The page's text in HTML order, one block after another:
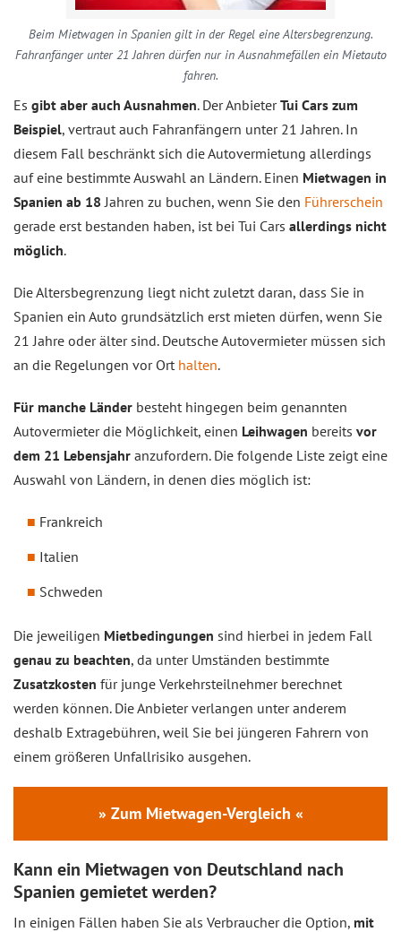
Beim Mietwagen in Spanien gilt in der Regel eine Altersbegrenzung.
Fahranfänger unter 21 Jahren dürfen nur in Ausnahmefällen ein Mietauto
fahren.
Es gibt aber auch Ausnahmen. Der AnbieterTui Cars zum
Beispiel, vertraut auch Fahranfängern unter 21 Jahren. In
diesem Fall beschränkt sich die Autovermietung allerdings
auf eine bestimmte Auswahl an Ländern. Einen Mietwagen in
Spanien ab 18 Jahren zu buchen, wenn Sie den Führerschein
gerade erst bestanden haben, ist bei Tui Cars allerdings nicht
möglich.
Die Altersbegrenzung liegt nicht zuletzt daran, dass Sie in
Spanien ein Auto grundsätzlich erst mieten dürfen, wenn Sie
21 Jahre oder älter sind. Deutsche Autovermieter müssen sich
an die Regelungen vor Ort halten.
Für manche Länder besteht hingegen beim genannten
Autovermieter die Möglichkeit, einen Leihwagen bereits vor
dem 21 Lebensjahr anzufordern. Die folgende Liste zeigt eine
Auswahl von Ländern, in denen dies möglich ist:
Frankreich
Italien
Schweden
Die jeweiligen Mietbedingungen sind hierbei in jedem Fall
genau zu beachten, da unter Umständen bestimmte
Zusatzkosten für junge Verkehrsteilnehmer berechnet
werden können. Die Anbieter verlangen unter anderem
deshalb Extragebühren, weil Sie bei jüngeren Fahrern von
einem größeren Unfallrisiko ausgehen.
» Zum Mietwagen-Vergleich «
Kann ein Mietwagen von Deutschland nach
Spanien gemietet werden?
In einigen Fällen haben Sie als Verbraucher die Option, mit